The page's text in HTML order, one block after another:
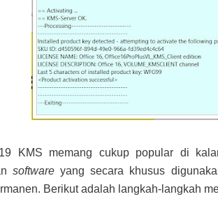
KMS memang cukup popular di
software yang secara khusus
Berikut adalah langkah-langkah